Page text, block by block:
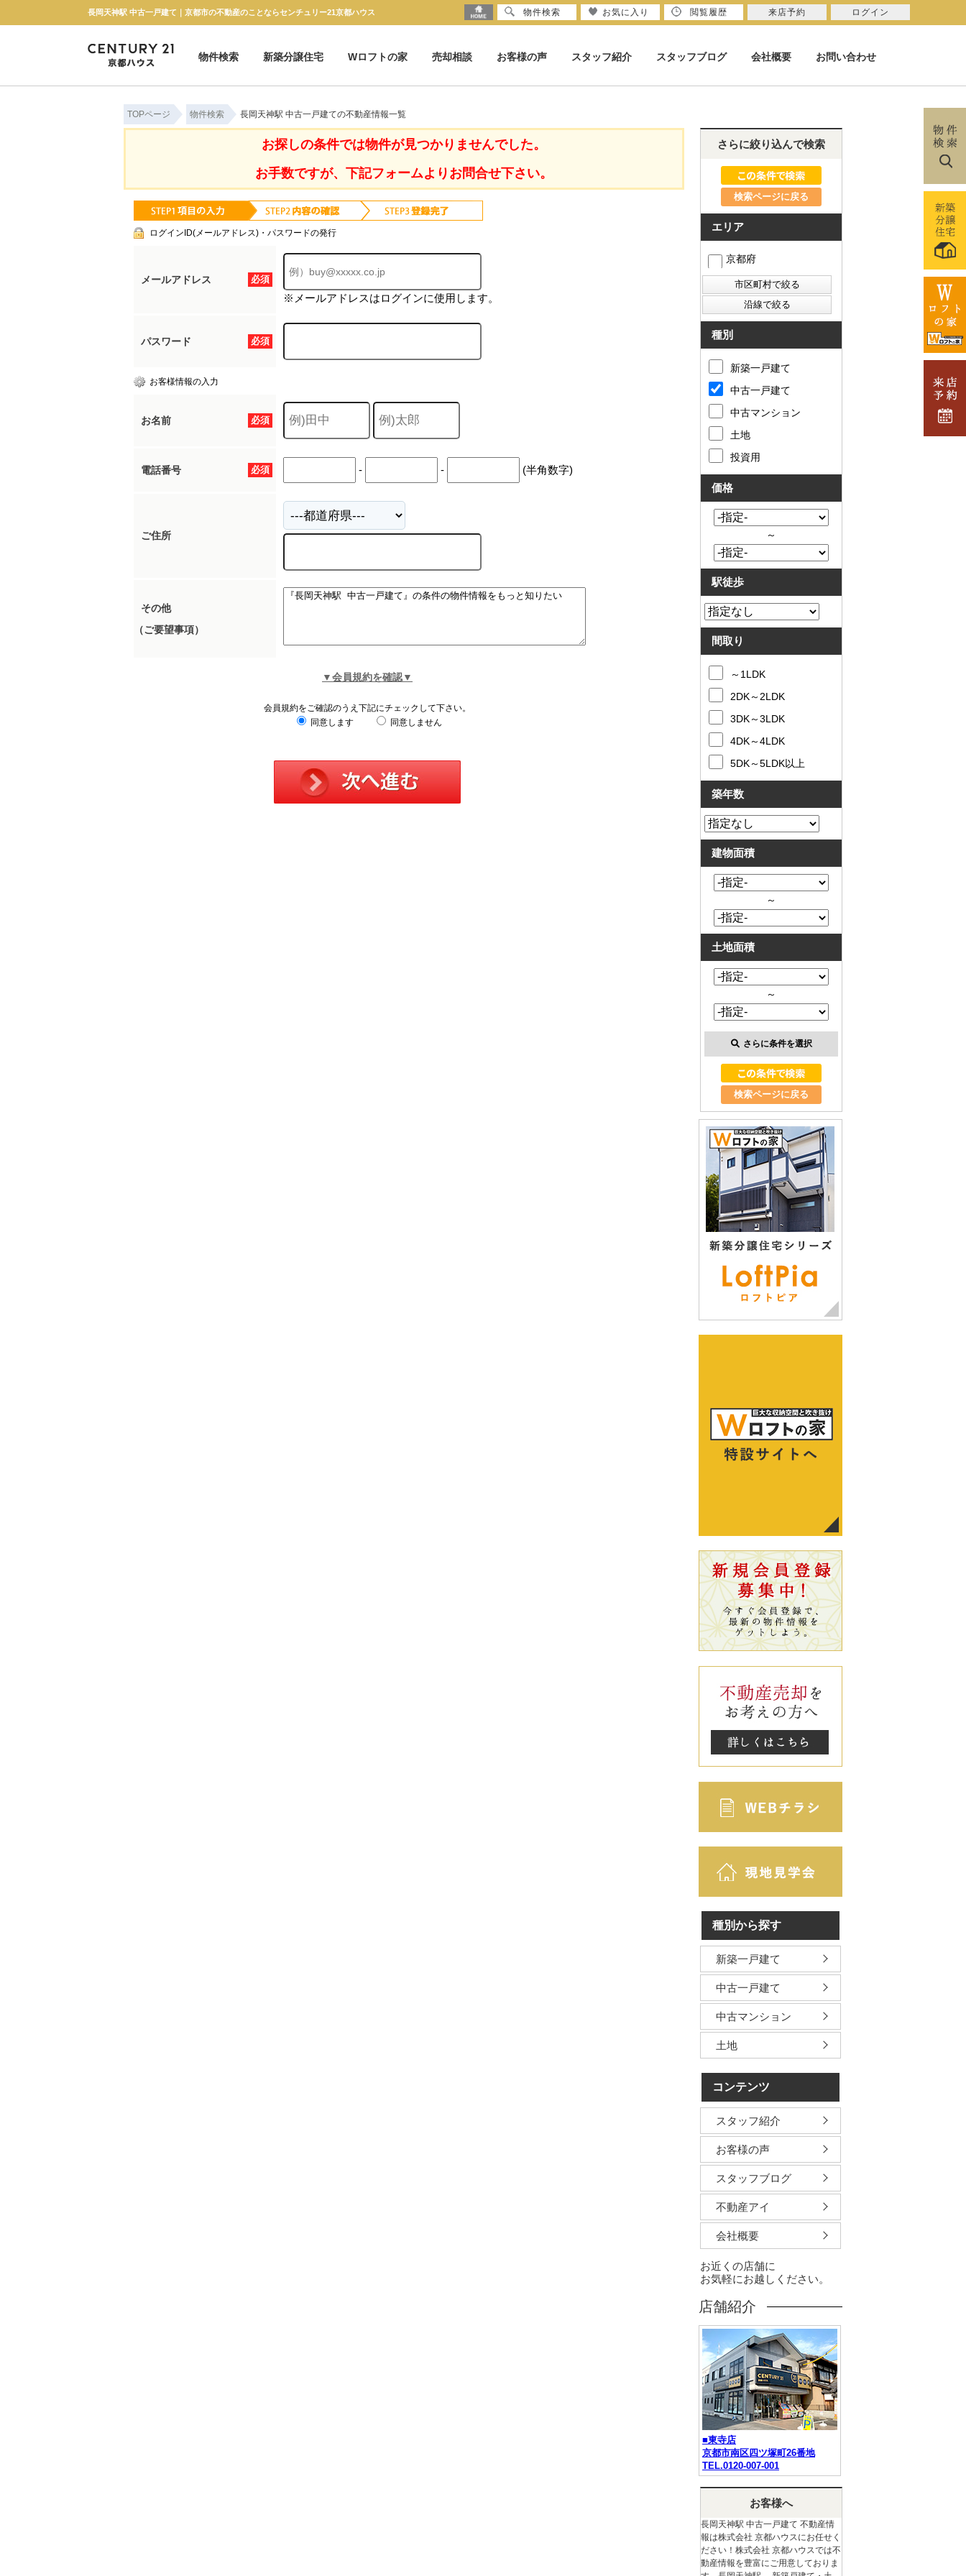
長岡天神駅 中古一戸建て｜京都市の不動産のことならセンチュリー21京都ハウス
物件検索
新築分譲住宅 Wロフトの家 売却相談 お客様の声 スタッフ紹介 スタッフブログ 会社概要 お問い合わせ
TOPページ 物件検索 長岡天神駅 中古一戸建ての不動産情報一覧
お探しの条件では物件が見つかりませんでした。
お手数ですが、下記フォームよりお問合せ下さい。
ログインID(メールアドレス)・パスワードの発行
必須
メールアドレス
※メールアドレスはログインに使用します。
必須
パスワード
お客様情報の入力
必須
お名前
必須
電話番号 - - (半角数字)
ご住所
その他
（ご要望事項）
▼会員規約を確認▼
会員規約をご確認のうえ下記にチェックして下さい。
同意します
同意しません
さらに絞り込んで検索
検索ページに戻る
エリア
京都府
種別
新築一戸建て
中古一戸建て
中古マンション
土地
投資用
価格
～
駅徒歩
間取り
～1LDK
2DK～2LDK
3DK～3LDK
4DK～4LDK
5DK～5LDK以上
築年数
建物面積
～
土地面積
～
さらに条件を選択
検索ページに戻る
種別から探す
新築一戸建て
中古一戸建て
中古マンション
土地
コンテンツ
スタッフ紹介
お客様の声
スタッフブログ
不動産アイ
会社概要
お近くの店舗に
お気軽にお越しください。
店舗紹介
■東寺店
京都市南区四ツ塚町26番地
TEL.0120-007-001
お客様へ
長岡天神駅 中古一戸建て 不動産情
報は株式会社 京都ハウスにお任せく
ださい！株式会社 京都ハウスでは不
動産情報を豊富にご用意しておりま
物件検索 お気に入り 閲覧履歴 来店予約 ログイン